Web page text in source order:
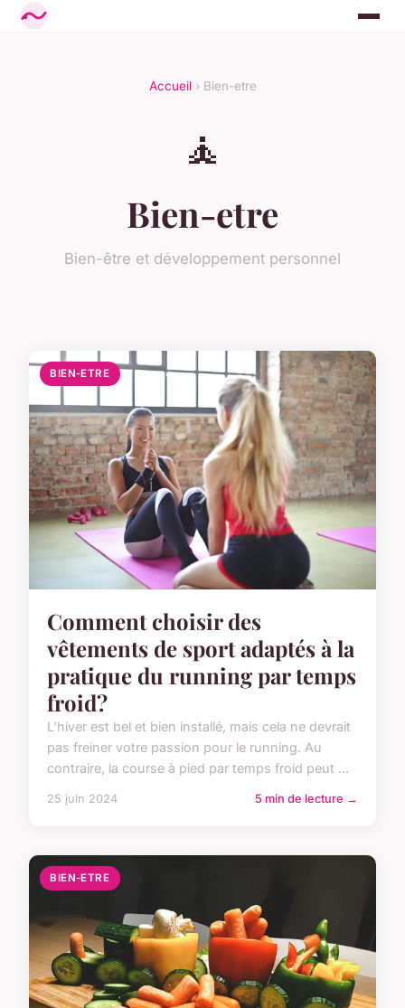
Accueil› Bien-etre
🧘
Bien-etre
Bien-être et développement personnel
BIEN-ETRE
Comment choisir des
vêtements de sport adaptés à la
pratique du running par temps
froid?
L'hiver est bel et bien installé, mais cela ne devrait
pas freiner votre passion pour le running. Au
contraire, la course à pied par temps froid peut ...
25 juin 2024 5 min de lecture →
BIEN-ETRE